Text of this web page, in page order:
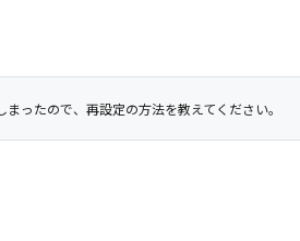
ったので、再設定の方法を教えてください。